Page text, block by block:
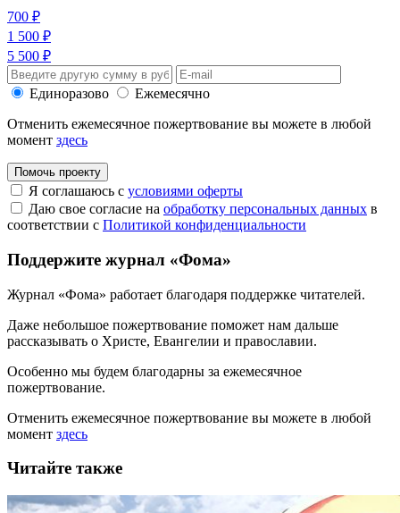
700 ₽
1 500 ₽
5 500 ₽
Единоразово
Ежемесячно
Отменить ежемесячное пожертвование вы можете в любой
момент здесь
Помочь проекту
Я соглашаюсь с условиями оферты
Даю свое согласие на обработку персональных данных в
соответствии с Политикой конфиденциальности
Поддержите журнал «Фома»
Журнал «Фома» работает благодаря поддержке читателей.
Даже небольшое пожертвование поможет нам дальше
рассказывать о Христе, Евангелии и православии.
Особенно мы будем благодарны за ежемесячное
пожертвование.
Отменить ежемесячное пожертвование вы можете в любой
момент здесь
Читайте также